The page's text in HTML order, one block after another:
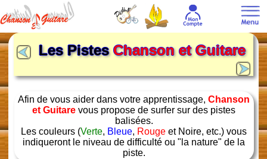
Les PistesChanson et Guitare
Afin de vous aider dans votre apprentissage,Chanson
et Guitare vous propose de surfer sur des pistes
balisées.
Les couleurs (Verte, Bleue, Rouge et Noire, etc.) vous
indiqueront le niveau de difficulté ou "la nature" de la
piste.